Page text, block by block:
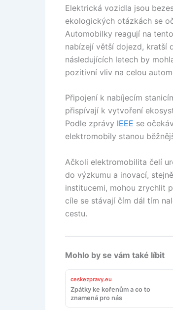
Elektrická vozidla jsou
ekologických otázkách se
Automobilky reagují na
nabízejí větší dojezd, kratší
následujících letech by
pozitivní vliv na celou
Připojení k nabíjecím
přispívají k vytvoření
Podle zprávy IEEE se
elektromobily stanou
Ačkoli elektromobilita čelí
do výzkumu a inovací,
institucemi, mohou zrychlit
cíle se stávají čím dál tím
cestu.
Mohlo by se vám také líbit
ceskezpravy.eu
Zpátky ke kořenům a co to
znamená pro nás